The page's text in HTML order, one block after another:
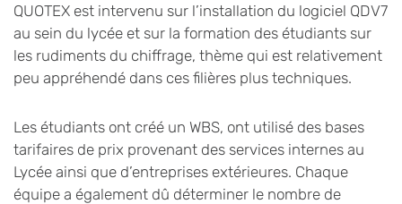
QUOTEX est intervenu sur l’installation du logiciel QDV7
au sein du lycée et sur la formation des étudiants sur
les rudiments du chiffrage, thème qui est relativement
peu appréhendé dans ces filières plus techniques.
Les étudiants ont créé un WBS, ont utilisé des bases
tarifaires de prix provenant des services internes au
Lycée ainsi que d’entreprises extérieures. Chaque
équipe a également dû déterminer le nombre de